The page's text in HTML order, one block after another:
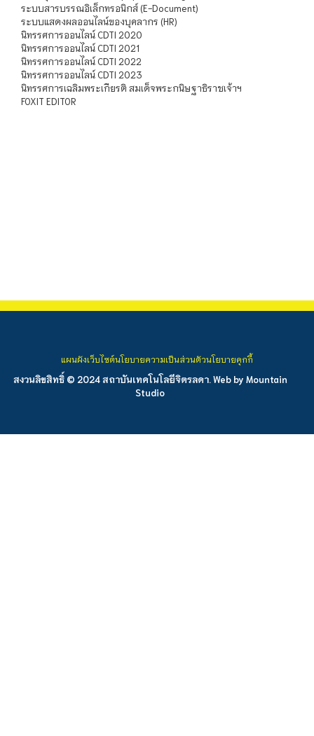
ระบบสารบรรณอิเล็กทรอนิกส์ (E-Document)
ระบบแสดงผลออนไลน์ของบุคลากร (HR)
นิทรรศการออนไลน์ CDTI 2020
นิทรรศการออนไลน์ CDTI 2021
นิทรรศการออนไลน์ CDTI 2022
นิทรรศการออนไลน์ CDTI 2023
นิทรรศการเฉลิมพระเกียรติ สมเด็จพระกนิษฐาธิราชเจ้าฯ
FOXIT EDITOR
สงวนลิขสิทธิ์ © 2024 สถาบันเทคโนโลยีจิตรลดา. Web by Mountain
Studio
แผนผังเว็บไซต์นโยบายความเป็นส่วนตัวนโยบายคุกกี้